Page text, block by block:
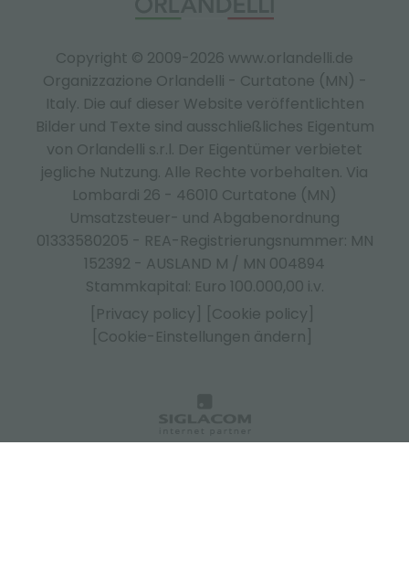
Copyright © 2009-2026 www.orlandelli.de
Organizzazione Orlandelli - Curtatone (MN) -
Italy. Die auf dieser Website veröffentlichten
Bilder und Texte sind ausschließliches Eigentum
von Orlandelli s.r.l. Der Eigentümer verbietet
jegliche Nutzung. Alle Rechte vorbehalten. Via
Lombardi 26 - 46010 Curtatone (MN)
Umsatzsteuer- und Abgabenordnung
01333580205 - REA-Registrierungsnummer: MN
152392 - AUSLAND M / MN 004894
Stammkapital: Euro 100.000,00 i.v.
[Privacy policy]
[Cookie policy]
[Cookie-Einstellungen ändern]